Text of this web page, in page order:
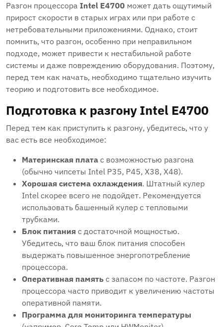
Разгон процессора Intel E4700 может дать ощутимый
прирост скорости в старых играх или при работе с
нетребовательными приложениями. Однако, стоит
помнить, что разгон, особенно при неправильном
подходе, может привести к нестабильной работе
системы и даже повреждению оборудования. Поэтому,
перед тем как начать, необходимо тщательно изучить
теорию и подготовить все необходимое.
Подготовка к разгону Intel E4700
Перед тем как приступить к разгону, убедитесь, что у
вас есть все необходимое:
Материнская плата с возможностью разгона
(обычно чипсеты Intel P35, P45, X38, X48).
Хорошая система охлаждения. Штатный кулер
Intel скорее всего не подойдет. Рекомендуется
использовать башенный кулер с тепловыми
трубками.
Блок питания с достаточной мощностью.
Убедитесь, что ваш блок питания способен
выдержать повышенное энергопотребление
процессора.
Оперативная память с запасом по частоте. Разгон
процессора часто приводит к увеличению частоты
оперативной памяти.
Программа для мониторинга температуры